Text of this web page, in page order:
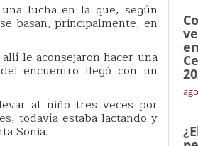
lucha en la que, según
basan, principalmente, en
le aconsejaron hacer una
encuentro llegó con un
al niño tres veces por
todavía estaba lactando y
Sonia.